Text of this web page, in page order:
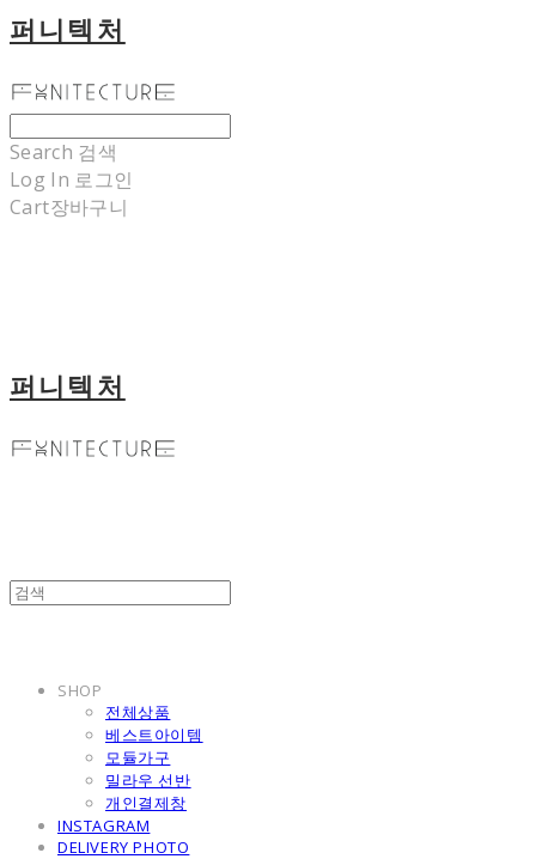
퍼니텍처
Search 검색
Log In 로그인
Cart장바구니
퍼니텍처
SHOP
전체상품
베스트아이템
모듈가구
밀라우 선반
개인결제창
INSTAGRAM
DELIVERY PHOTO